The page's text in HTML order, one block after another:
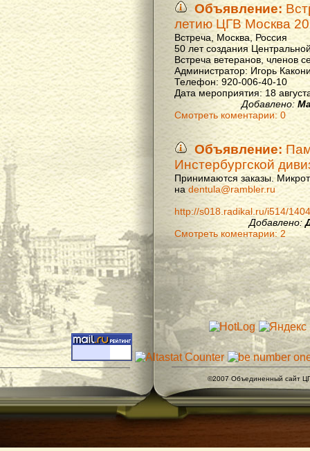
Объявление:
летию ЦГВ Москва
Встреча, Москва, Россия
50 лет создания
Встреча ветеранов, членов
Администратор: Игорь
Телефон: 920-006-40-10
Дата мероприятия: 18
Добавлено:
Смотреть коментарии: 0
Объявление:
Инстербургской
Принимаются заказы.
на dentula@rambler.ru
http://s018.radikal.ru/i514/
Добавлено:
Смотреть коментарии: 2
©2007 Объединенный сайт